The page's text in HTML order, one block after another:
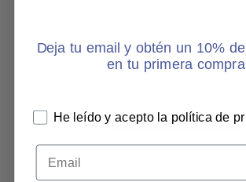
Deja tu email y obtén un 10%
en tu primera compra
He leído y acepto la política de